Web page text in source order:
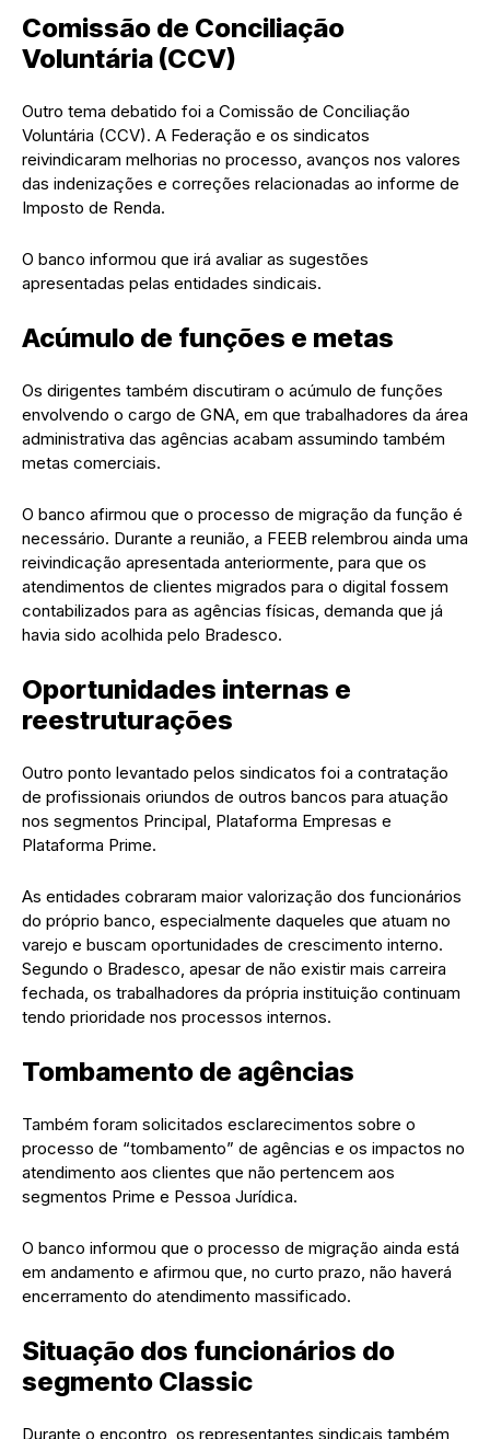
Comissão de Conciliação
Voluntária (CCV)
Outro tema debatido foi a Comissão de Conciliação
Voluntária (CCV). A Federação e os sindicatos
reivindicaram melhorias no processo, avanços nos valores
das indenizações e correções relacionadas ao informe de
Imposto de Renda.
O banco informou que irá avaliar as sugestões
apresentadas pelas entidades sindicais.
Acúmulo de funções e metas
Os dirigentes também discutiram o acúmulo de funções
envolvendo o cargo de GNA, em que trabalhadores da área
administrativa das agências acabam assumindo também
metas comerciais.
O banco afirmou que o processo de migração da função é
necessário. Durante a reunião, a FEEB relembrou ainda uma
reivindicação apresentada anteriormente, para que os
atendimentos de clientes migrados para o digital fossem
contabilizados para as agências físicas, demanda que já
havia sido acolhida pelo Bradesco.
Oportunidades internas e
reestruturações
Outro ponto levantado pelos sindicatos foi a contratação
de profissionais oriundos de outros bancos para atuação
nos segmentos Principal, Plataforma Empresas e
Plataforma Prime.
As entidades cobraram maior valorização dos funcionários
do próprio banco, especialmente daqueles que atuam no
varejo e buscam oportunidades de crescimento interno.
Segundo o Bradesco, apesar de não existir mais carreira
fechada, os trabalhadores da própria instituição continuam
tendo prioridade nos processos internos.
Tombamento de agências
Também foram solicitados esclarecimentos sobre o
processo de “tombamento” de agências e os impactos no
atendimento aos clientes que não pertencem aos
segmentos Prime e Pessoa Jurídica.
O banco informou que o processo de migração ainda está
em andamento e afirmou que, no curto prazo, não haverá
encerramento do atendimento massificado.
Situação dos funcionários do
segmento Classic
Durante o encontro, os representantes sindicais também